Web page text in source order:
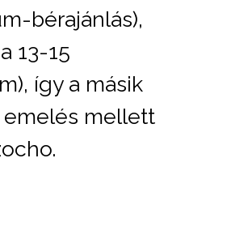
bérajánlás),
13-15
így a másik
emelés mellett